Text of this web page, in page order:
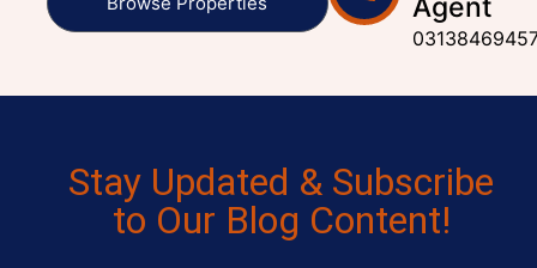
Agent
Stay Updated & Subscribe
to Our Blog Content!